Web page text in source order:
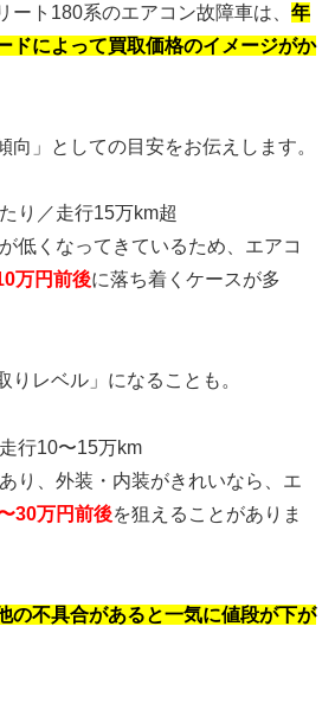
ート180系のエアコン故障車は、 年
ドによって買取価格のイメージがか
向」としての目安をお伝えします。
り／走行15万km超
くなってきているため、エアコ
万円前後に落ち着くケースが多
りレベル」になることも。
行10〜15万km
、外装・内装がきれいなら、エ
30万円前後を狙えることがありま
の不具合があると一気に値段が下が